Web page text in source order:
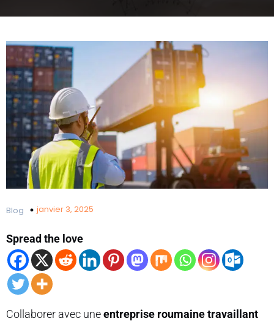
Blog janvier 3, 2025
Spread the love
Collaborer avec uneentreprise roumaine travaillant